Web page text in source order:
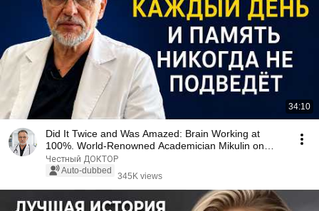
34:10
Did It Twice and Was Amazed: Brain Working at
100%. World-Renowned Academician Mikulin on
How to ...
Честный ДОКТОР
Auto-dubbed
345K views